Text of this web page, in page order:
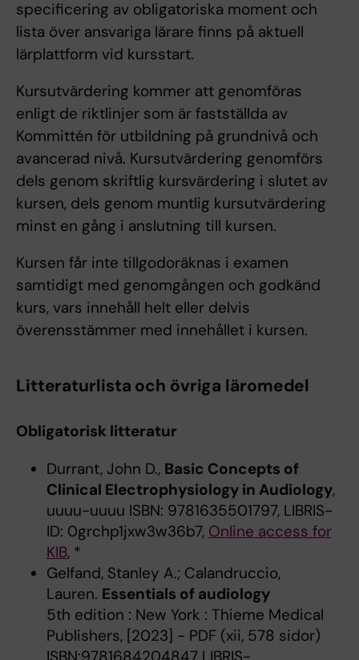
specificering av obligatoriska moment och
lista över ansvariga lärare finns på aktuell
lärplattform vid kursstart.
Kursutvärdering kommer att genomföras
enligt de riktlinjer som är fastställda av
Kommittén för utbildning på grundnivå och
avancerad nivå. Kursutvärdering genomförs
dels genom skriftlig kursvärdering i slutet av
kursen, dels genom muntlig kursutvärdering
minst en gång i anslutning till kursen.
Kursen får inte tillgodoräknas i examen
samtidigt med genomgången och godkänd
kurs, vars innehåll helt eller delvis
överensstämmer med innehållet i kursen.
Litteraturlista och övriga läromedel
Obligatorisk litteratur
Durrant, John D., Basic Concepts of
Clinical Electrophysiology in Audiology,
uuuu-uuuu ISBN: 9781635501797, LIBRIS-
ID: 0grchp1jxw3w36b7, Online access for
KIB, *
Gelfand, Stanley A.; Calandruccio,
Lauren. Essentials of audiology
5th edition : New York : Thieme Medical
Publishers, [2023] - PDF (xii, 578 sidor)